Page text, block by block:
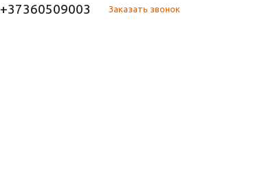
+37360509003 Заказать звонок